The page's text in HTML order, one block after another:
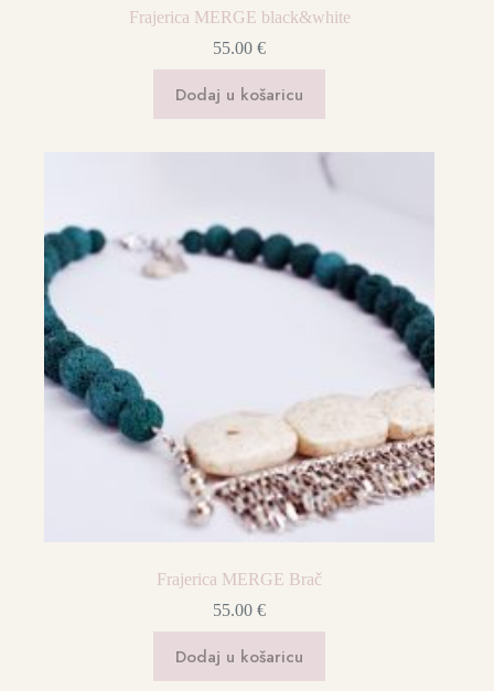
Frajerica MERGE black&white
55.00€
Dodaj u košaricu
Frajerica MERGE Brač
55.00€
Dodaj u košaricu